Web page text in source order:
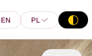
EN PL